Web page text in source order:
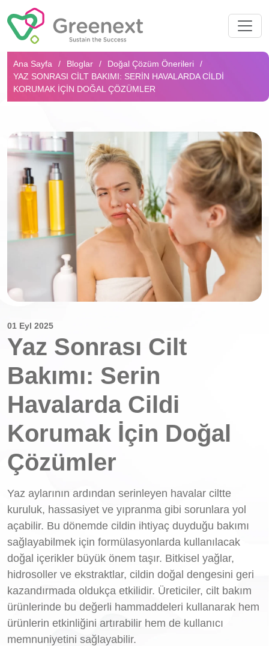
Arama...
Ana Sayfa Bloglar
Doğal Çözüm Önerileri
YAZ SONRASI CILT BAKIMI: SERIN HAVALARDA CILDI
KORUMAK İÇIN DOĞAL ÇÖZÜMLER
01 Eyl 2025
Yaz Sonrası Cilt
Bakımı: Serin
Havalarda Cildi
Korumak İçin Doğal
Çözümler
Yaz aylarının ardından serinleyen havalar ciltte
kuruluk, hassasiyet ve yıpranma gibi sorunlara yol
açabilir. Bu dönemde cildin ihtiyaç duyduğu bakımı
sağlayabilmek için formülasyonlarda kullanılacak
doğal içerikler büyük önem taşır. Bitkisel yağlar,
hidrosoller ve ekstraktlar, cildin doğal dengesini geri
kazandırmada oldukça etkilidir. Üreticiler, cilt bakım
ürünlerinde bu değerli hammaddeleri kullanarak hem
ürünlerin etkinliğini artırabilir hem de kullanıcı
memnuniyetini sağlayabilir.